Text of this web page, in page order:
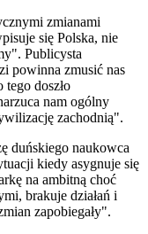
zmianami
się Polska, nie
Publicysta
powinna zmusić nas
doszło
nam ogólny
zachodnią".
duńskiego naukowca
kiedy asygnuje się
na ambitną choć
brakuje działań i
zapobiegały".